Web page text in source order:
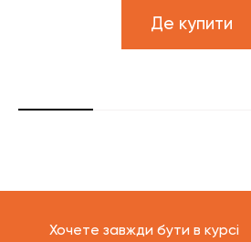
Де купити
Хочете завжди бути в курсі